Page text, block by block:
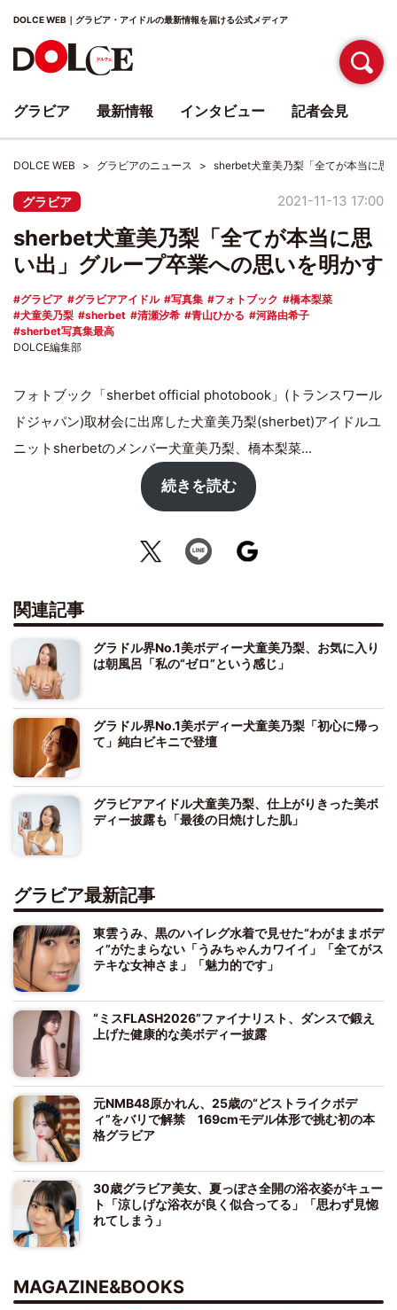
DOLCE WEB｜グラビア・アイドルの最新情報を届ける公式メディア
DOLCE WEB グラビアのニュース sherbet犬童美乃梨「全てが本当に思
グラビア 2021-11-13 17:00
sherbet犬童美乃梨「全てが本当に思
い出」グループ卒業への思いを明かす
グラビア グラビアアイドル 写真集 フォトブック
橋本梨菜
犬童美乃梨
sherbet 清瀬汐希 青山ひかる
河路由希子
sherbet写真集最高
DOLCE編集部
フォトブック「sherbet official photobook」(トランスワール
ドジャパン)取材会に出席した犬童美乃梨(sherbet)アイドルユ
ニットsherbetのメンバー犬童美乃梨、橋本梨菜...
続きを読む
関連記事
グラドル界No.1美ボディー犬童美乃梨、お気に入り
は朝風呂「私の“ゼロ”という感じ」
グラドル界No.1美ボディー犬童美乃梨「初心に帰っ
て」純白ビキニで登壇
グラビアアイドル犬童美乃梨、仕上がりきった美ボ
ディー披露も「最後の日焼けした肌」
グラビア最新記事
東雲うみ、黒のハイレグ水着で見せた“わがままボデ
ィ”がたまらない「うみちゃんカワイイ」「全てがス
テキな女神さま」「魅力的です」
“ミスFLASH2026”ファイナリスト、ダンスで鍛え
上げた健康的な美ボディー披露
元NMB48原かれん、25歳の“どストライクボデ
ィ”をバリで解禁 169cmモデル体形で挑む初の本
格グラビア
30歳グラビア美女、夏っぽさ全開の浴衣姿がキュー
ト「涼しげな浴衣が良く似合ってる」「思わず見惚
れてしまう」
MAGAZINE&BOOKS
グラビア 最新情報 インタビュー 記者会見